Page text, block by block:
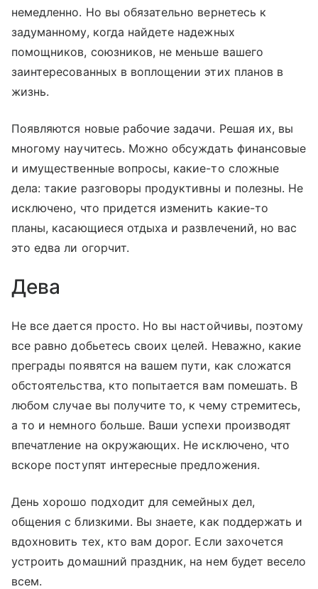
немедленно. Но вы обязательно вернетесь к
задуманному, когда найдете надежных
помощников, союзников, не меньше вашего
заинтересованных в воплощении этих планов в
жизнь.
Появляются новые рабочие задачи. Решая их, вы
многому научитесь. Можно обсуждать финансовые
и имущественные вопросы, какие-то сложные
дела: такие разговоры продуктивны и полезны. Не
исключено, что придется изменить какие-то
планы, касающиеся отдыха и развлечений, но вас
это едва ли огорчит.
Дева
Не все дается просто. Но вы настойчивы, поэтому
все равно добьетесь своих целей. Неважно, какие
преграды появятся на вашем пути, как сложатся
обстоятельства, кто попытается вам помешать. В
любом случае вы получите то, к чему стремитесь,
а то и немного больше. Ваши успехи производят
впечатление на окружающих. Не исключено, что
вскоре поступят интересные предложения.
День хорошо подходит для семейных дел,
общения с близкими. Вы знаете, как поддержать и
вдохновить тех, кто вам дорог. Если захочется
устроить домашний праздник, на нем будет весело
всем.